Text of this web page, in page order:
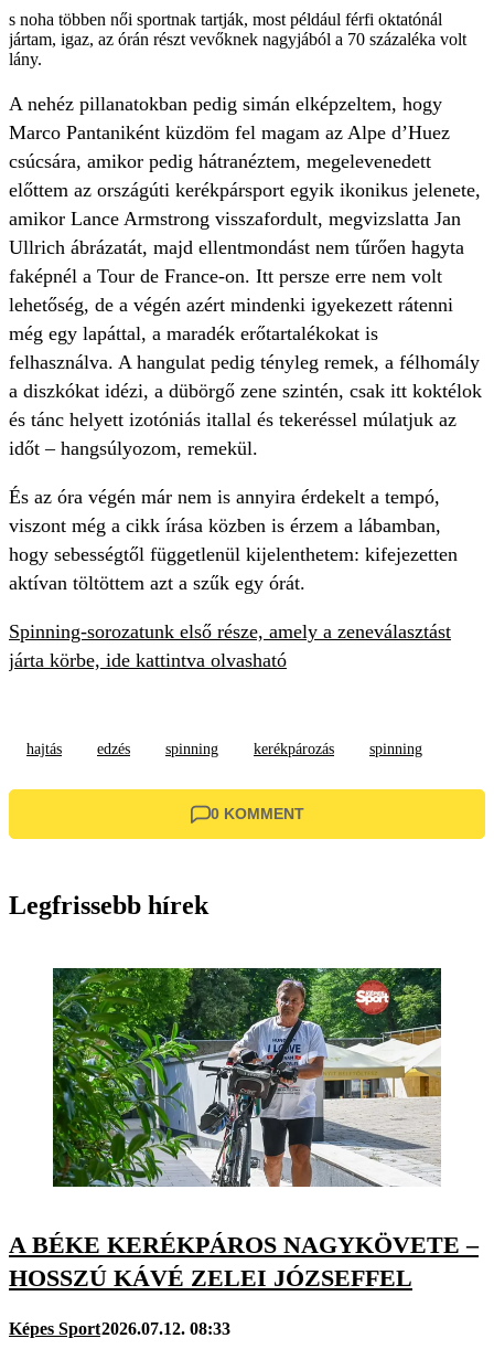
s noha többen női sportnak tartják, most például férfi oktatónál
jártam, igaz, az órán részt vevőknek nagyjából a 70 százaléka volt
lány.
A nehéz pillanatokban pedig simán elképzeltem, hogy
Marco Pantaniként küzdöm fel magam az Alpe d’Huez
csúcsára, amikor pedig hátranéztem, megelevenedett
előttem az országúti kerékpársport egyik ikonikus jelenete,
amikor Lance Armstrong visszafordult, megvizslatta Jan
Ullrich ábrázatát, majd ellentmondást nem tűrően hagyta
faképnél a Tour de France-on. Itt persze erre nem volt
lehetőség, de a végén azért mindenki igyekezett rátenni
még egy lapáttal, a maradék erőtartalékokat is
felhasználva. A hangulat pedig tényleg remek, a félhomály
a diszkókat idézi, a dübörgő zene szintén, csak itt koktélok
és tánc helyett izotóniás itallal és tekeréssel múlatjuk az
időt – hangsúlyozom, remekül.
És az óra végén már nem is annyira érdekelt a tempó,
viszont még a cikk írása közben is érzem a lábamban,
hogy sebességtől függetlenül kijelenthetem: kifejezetten
aktívan töltöttem azt a szűk egy órát.
Spinning-sorozatunk első része, amely a zeneválasztást
járta körbe, ide kattintva olvasható
hajtás edzés spinning kerékpározás spinning
0 KOMMENT
Legfrissebb hírek
A BÉKE KERÉKPÁROS NAGYKÖVETE –
HOSSZÚ KÁVÉ ZELEI JÓZSEFFEL
Képes Sport2026.07.12. 08:33